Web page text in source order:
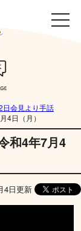
会見より手話
4日（月）
和4年7月4
4日更新